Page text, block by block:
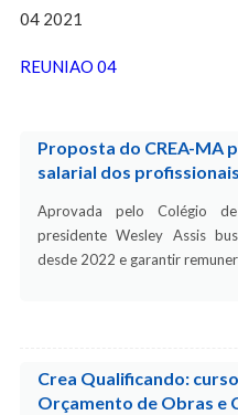
04 2021
REUNIAO 04
Proposta do CREA-MA
salarial dos
Aprovada pelo Colégio
presidente Wesley Assis
desde 2022 e garantir
Crea Qualificando:
Orçamento de Obras e